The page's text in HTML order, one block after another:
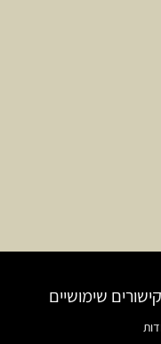
קישורים שימושיים